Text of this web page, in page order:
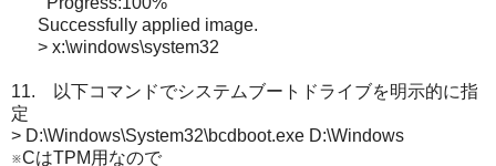
Successfully applied image.
> x:\windows\system32
11. 以下コマンドでシステムブートドライブを明示的に指
定
> D:\Windows\System32\bcdboot.exe D:\Windows
※CはTPM用なので